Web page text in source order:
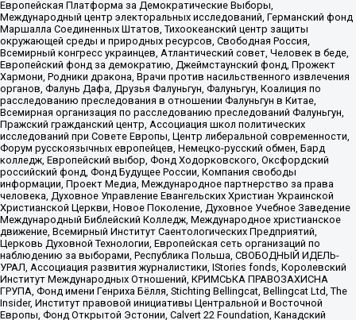
Европейская Платформа за Демократические Выборы,
Международный центр электоральных исследований, Германский фонд
Маршалла Соединенных Штатов, Тихоокеанский центр защиты
окружающей среды и природных ресурсов, Свободная Россия,
Всемирный конгресс украинцев, Атлантический совет, Человек в беде,
Европейский фонд за демократию, Джеймстаунский фонд, Прожект
Хармони, Родники дракона, Врачи против насильственного извлечения
органов, Фалунь Дафа, Друзья Фалуньгун, Фалуньгун, Коалиция по
расследованию преследования в отношении Фалуньгун в Китае,
Всемирная организация по расследованию преследований Фалуньгун,
Пражский гражданский центр, Ассоциация школ политических
исследований при Совете Европы, Центр либеральной современности,
Форум русскоязычных европейцев, Немецко-русский обмен, Бард
колледж, Европейский выбор, Фонд Ходорковского, Оксфордский
российский фонд, Фонд Будущее России, Компания свободы
информации, Проект Медиа, Международное партнерство за права
человека, Духовное Управление Евангельских Христиан Украинской
Христианской Церкви, Новое Поколение, Духовное Учебное Заведение
Международный Библейский Колледж, Международное христианское
движение, Всемирный Институт Саентологических Предприятий,
Церковь Духовной Технологии, Европейская сеть организаций по
наблюдению за выборами, Республика Польша, СВОБОДНЫЙ ИДЕЛЬ-
УРАЛ, Ассоциация развития журналистики, IStories fonds, Королевский
Институт Международных Отношений, КРИМСЬКА ПРАВОЗАХИСНА
ГРУПА, Фонд имени Генриха Бёлля, Stichting Bellingcat, Bellingcat Ltd, The
Insider, Институт правовой инициативы Центральной и Восточной
Европы, Фонд Открытой Эстонии, Calvert 22 Foundation, Канадский